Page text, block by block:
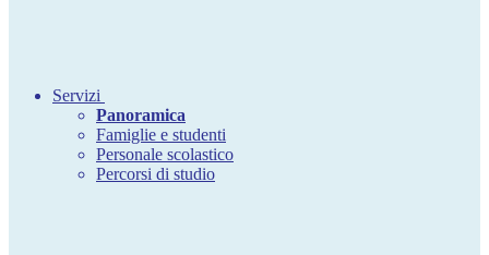
Servizi
Panoramica
Famiglie e studenti
Personale scolastico
Percorsi di studio